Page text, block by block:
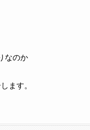
なのか
ます。